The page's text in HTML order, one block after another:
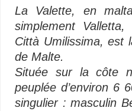
La Valette, en
simplement
Città Umilissima, est
de Malte.
Située sur la côte
peuplée d’environ 6
singulier : masculin